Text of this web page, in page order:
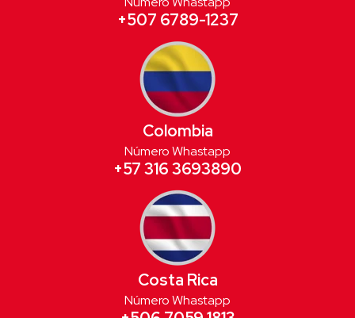
+507 6789-1237
Colombia
Número Whastapp
+57 316 3693890
Costa Rica
Número Whastapp